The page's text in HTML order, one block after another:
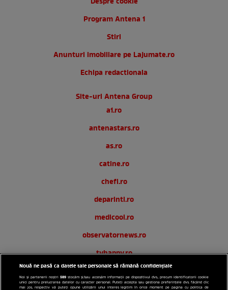
Program Antena 1
Stiri
Anunturi imobiliare pe Lajumate.ro
Echipa redactionala
Site-uri Antena Group
a1.ro
antenastars.ro
as.ro
catine.ro
chefi.ro
deparinti.ro
medicool.ro
observatornews.ro
tvhappy.ro
useit.ro
Nouă ne pasă ca datele tale personale să rămână confidențiale
Noi și partenerii noștri589 stocăm și/sau accesăm informații pe dispozitivul dvs., precum identificatorii cookie
unici pentru prelucrarea datelor cu caracter personal. Puteți accepta sau gestiona preferințele dvs. făcând clic
mai jos, respectiv vă puteți opune utilizării unui interes legitim în orice moment pe pagina cu politica de